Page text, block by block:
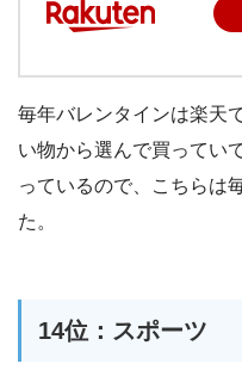
毎年バレンタインは楽天
い物から選んで買ってい
っているので、こちらは
た。
14位：スポーツ